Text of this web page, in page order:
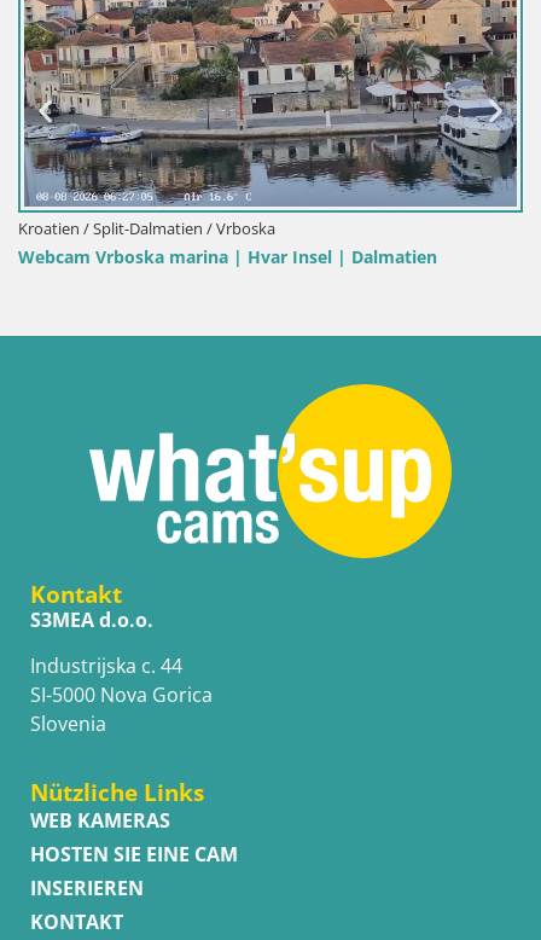
Kroatien / Split-Dalmatien / Vrboska
Webcam Vrboska marina | Hvar Insel | Dalmatien
Kontakt
S3MEA d.o.o.
Industrijska c. 44
SI-5000 Nova Gorica
Slovenia
Nützliche Links
WEB KAMERAS
HOSTEN SIE EINE CAM
INSERIEREN
KONTAKT